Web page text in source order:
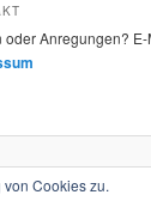
oder Anregungen?
Cookies zu.